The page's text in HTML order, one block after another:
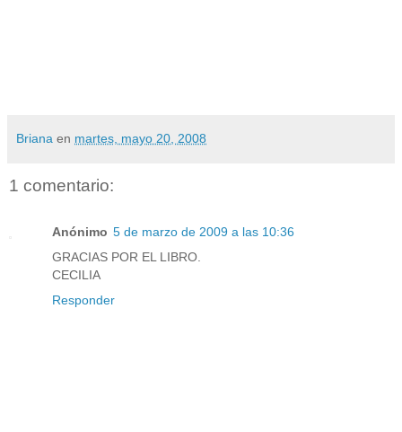
Briana en martes, mayo 20, 2008
1 comentario:
Anónimo 5 de marzo de 2009 a las 10:36
GRACIAS POR EL LIBRO.
CECILIA
Responder